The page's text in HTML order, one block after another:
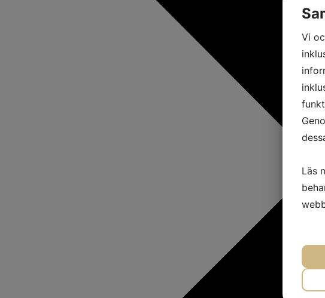
Vi
Läs